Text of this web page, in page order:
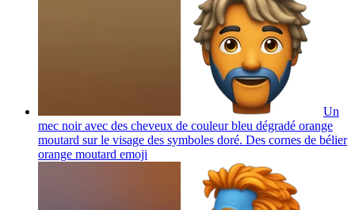
Un
mec noir avec des cheveux de couleur bleu dégradé orange
moutard sur le visage des symboles doré. Des cornes de bélier
orange moutard emoji